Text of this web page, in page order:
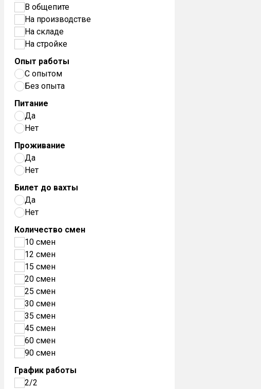
В общепите
На производстве
На складе
На стройке
Опыт работы
С опытом
Без опыта
Питание
Да
Нет
Проживание
Да
Нет
Билет до вахты
Да
Нет
Количество смен
10 смен
12 смен
15 смен
20 смен
25 смен
30 смен
35 смен
45 смен
60 смен
90 смен
График работы
2/2